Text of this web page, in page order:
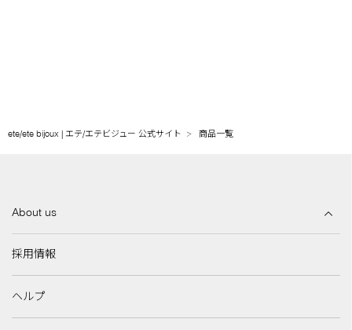
ete/ete bijoux | エテ/エテビジュー 公式サイト 商品一覧
About us
採用情報
ヘルプ